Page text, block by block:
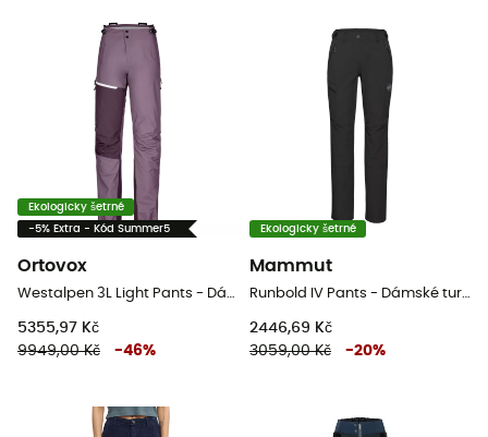
Ekologicky šetrné
-5% Extra - Kód Summer5
Ortovox
Westalpen 3L Light Pants - Dámské Nepromokavé kalhoty
5355,97 Kč
9949,00 Kč
-46%
Ekologicky šetrné
Mammut
Runbold IV Pants - Dámské turistické kalhoty
2446,69 Kč
3059,00 Kč
-20%